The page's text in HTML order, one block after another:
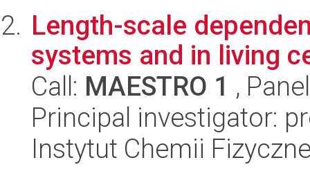
Length-scale
systems and in living
Call: MAESTRO 1 ,
Principal investigator:
Instytut Chemii